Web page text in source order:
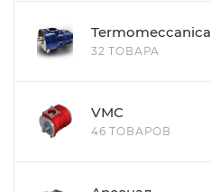
Termomeccanica
32 ТОВАРА
VMC
46 ТОВАРОВ